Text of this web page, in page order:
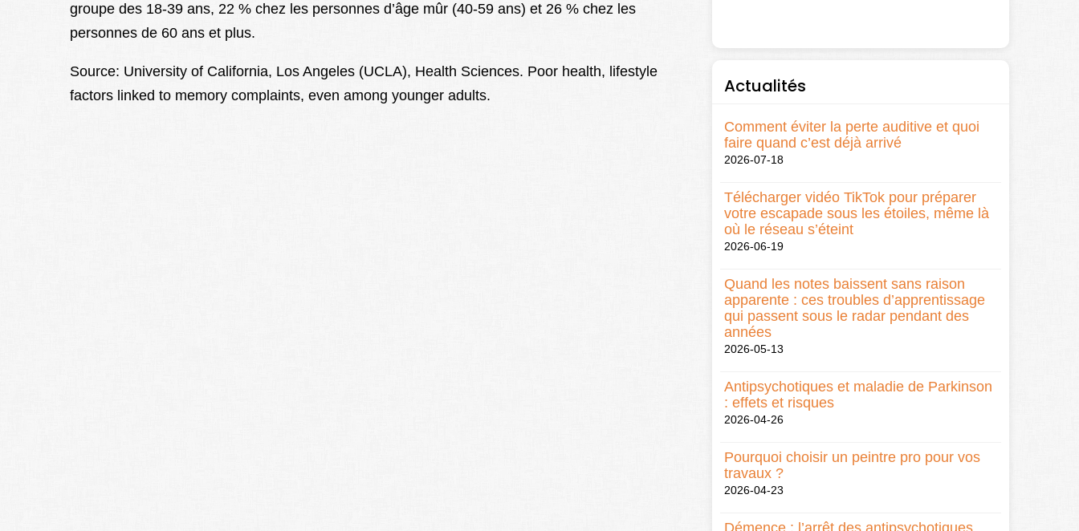
groupe des 18-39 ans, 22 % chez les personnes d’âge mûr (40-59 ans) et 26 % chez les
personnes de 60 ans et plus.
Source: University of California, Los Angeles (UCLA), Health Sciences. Poor health, lifestyle
factors linked to memory complaints, even among younger adults.
Actualités
Comment éviter la perte auditive et quoi
faire quand c’est déjà arrivé
2026-07-18
Télécharger vidéo TikTok pour préparer
votre escapade sous les étoiles, même là
où le réseau s’éteint
2026-06-19
Quand les notes baissent sans raison
apparente : ces troubles d’apprentissage
qui passent sous le radar pendant des
années
2026-05-13
Antipsychotiques et maladie de Parkinson
: effets et risques
2026-04-26
Pourquoi choisir un peintre pro pour vos
travaux ?
2026-04-23